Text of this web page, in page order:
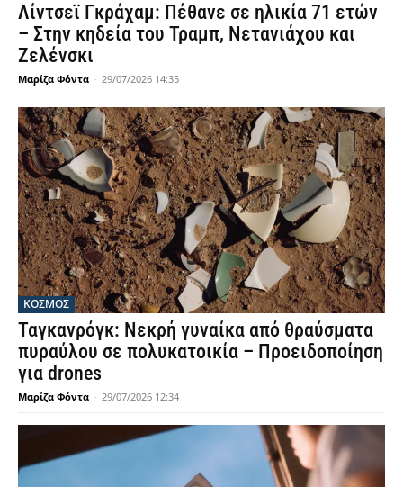
Λίντσεϊ Γκράχαμ: Πέθανε σε ηλικία 71 ετών
– Στην κηδεία του Τραμπ, Νετανιάχου και
Ζελένσκι
Μαρίζα Φόντα - 29/07/2026 14:35
ΚΟΣΜΟΣ
Ταγκανρόγκ: Νεκρή γυναίκα από θραύσματα
πυραύλου σε πολυκατοικία – Προειδοποίηση
για drones
Μαρίζα Φόντα - 29/07/2026 12:34